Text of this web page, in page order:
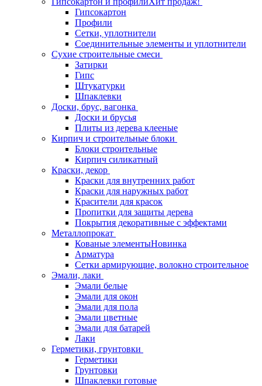
Гипсокартон
Профили
Сетки, уплотнители
Соединительные элементы и уплотнители
Сухие строительные смеси
Затирки
Гипс
Штукатурки
Шпаклевки
Доски, брус, вагонка
Доски и брусья
Плиты из дерева клееные
Кирпич и строительные блоки
Блоки строительные
Кирпич силикатный
Краски, декор
Краски для внутренних работ
Краски для наружных работ
Красители для красок
Пропитки для защиты дерева
Покрытия декоративные с эффектами
Металлопрокат
Кованые элементыНовинка
Арматура
Сетки армирующие, волокно строительное
Эмали, лаки
Эмали белые
Эмали для окон
Эмали для пола
Эмали цветные
Эмали для батарей
Лаки
Герметики, грунтовки
Герметики
Грунтовки
Шпаклевки готовые